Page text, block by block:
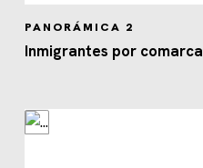
PANORÁMICA 2
Inmigrantes por comarca